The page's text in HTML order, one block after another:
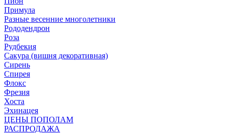
Примула
Разные весенние многолетники
Рододендрон
Роза
Рудбекия
Сакура (вишня декоративная)
Сирень
Спирея
Флокс
Фрезия
Хоста
Эхинацея
ЦЕНЫ ПОПОЛАМ
РАСПРОДАЖА